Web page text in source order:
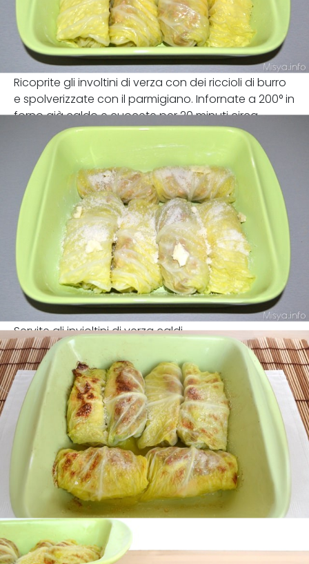
Ricoprite gli involtini di verza con dei riccioli di burro
e spolverizzate con il parmigiano. Infornate a 200° in
forno già caldo e cuocete per 20 minuti circa
Servite gli invioltini di verza caldi